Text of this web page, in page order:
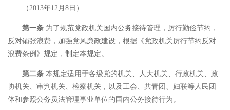
（2013年12月8日）
第一条 为了规范党政机关国内公务接待管理，厉行勤俭节约，
反对铺张浪费，加强党风廉政建设，根据《党政机关厉行节约反对
浪费条例》规定，制定本规定。
第二条 本规定适用于各级党的机关、人大机关、行政机关、政
协机关、审判机关、检察机关，以及工会、共青团、妇联等人民团
体和参照公务员法管理事业单位的国内公务接待行为。